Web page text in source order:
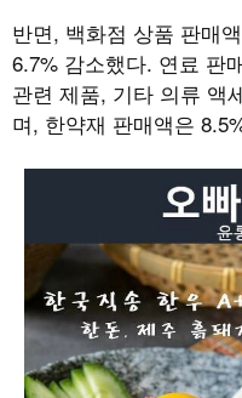
반면, 백화점 상품 판매
6.7% 감소했다. 연료 판
관련 제품, 기타 의류 액
며, 한약재 판매액은